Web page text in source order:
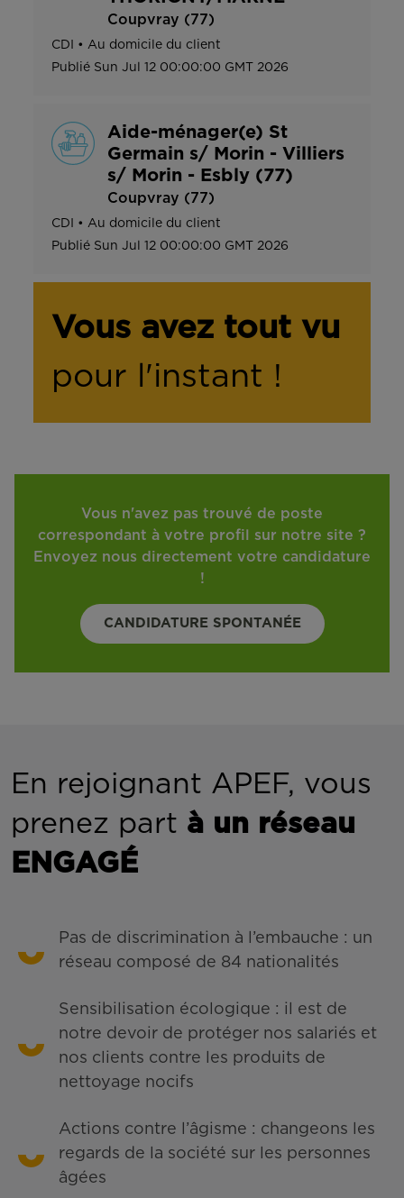
Coupvray (77)
CDI • Au domicile du client
Publié Sun Jul 12 00:00:00 GMT 2026
Aide-ménager(e) St
Germain s/ Morin - Villiers
s/ Morin - Esbly (77)
Coupvray (77)
CDI • Au domicile du client
Publié Sun Jul 12 00:00:00 GMT 2026
Vous avez tout vu
pour l'instant !
Vous n'avez pas trouvé de poste
correspondant à votre profil sur notre site ?
Envoyez nous directement votre candidature
!
CANDIDATURE SPONTANÉE
En rejoignant APEF, vous
prenez part à un réseau
ENGAGÉ
Pas de discrimination à l’embauche : un
réseau composé de 84 nationalités
Sensibilisation écologique : il est de
notre devoir de protéger nos salariés et
nos clients contre les produits de
nettoyage nocifs
Actions contre l’âgisme : changeons les
regards de la société sur les personnes
âgées